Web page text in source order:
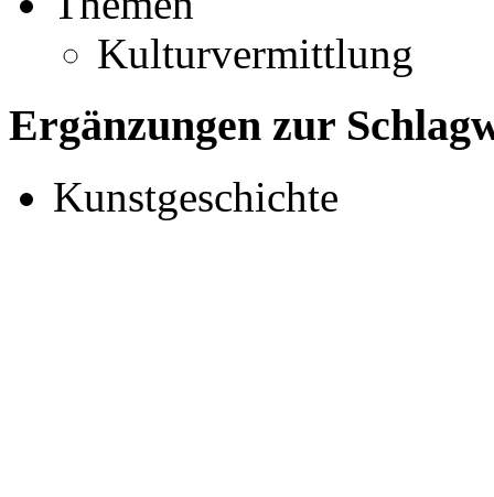
Kulturvermittlung
Ergänzungen zur
Kunstgeschichte